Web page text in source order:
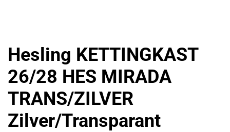
Hesling KETTINGKAST
26/28 HES MIRADA
TRANS/ZILVER
Zilver/Transparant